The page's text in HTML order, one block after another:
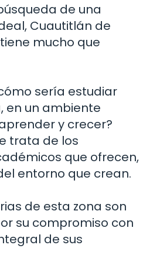
de una
Cuautitlán de
mucho que
sería estudiar
en un ambiente
y crecer?
trata de los
que ofrecen,
entorno que crean.
de esta zona son
su compromiso con
de sus